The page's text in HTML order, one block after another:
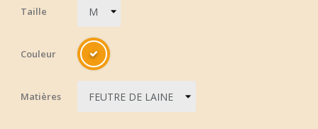
Taille
Couleur
Matières